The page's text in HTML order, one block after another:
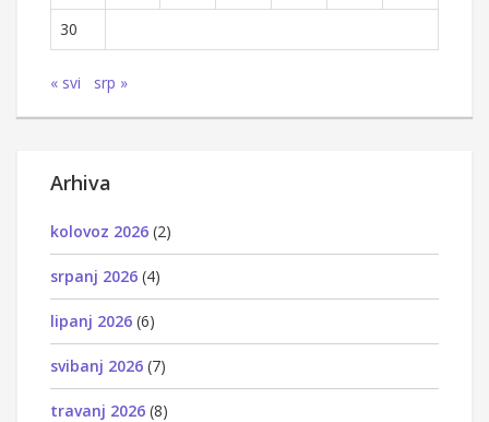
30
« svi srp »
Arhiva
kolovoz 2026 (2)
srpanj 2026 (4)
lipanj 2026 (6)
svibanj 2026 (7)
travanj 2026 (8)